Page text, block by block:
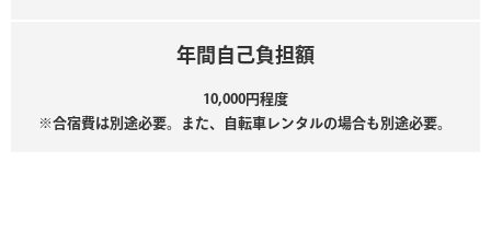
年間自己負担額
10,000円程度
※合宿費は別途必要。また、自転車レンタルの場合も別途必要。